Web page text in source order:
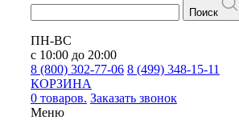
Поиск
ПН-ВС
с 10:00 до 20:00
8 (800) 302-77-06 8 (499) 348-15-11
КОРЗИНА
0 товаров. Заказать звонок
Меню